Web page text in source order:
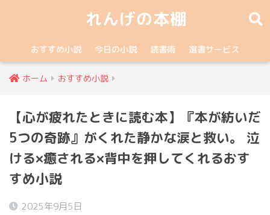
れんげの本棚
おすすめ小説 今日の小説 読書術 選書サービス
ホーム おすすめ小説
【心が疲れたときに読む本】『本が紡いだ
5つの奇跡』がくれた静かな涙と救い。 泣
ける×癒される×背中を押してくれるおす
すめ小説
2025年9月5日